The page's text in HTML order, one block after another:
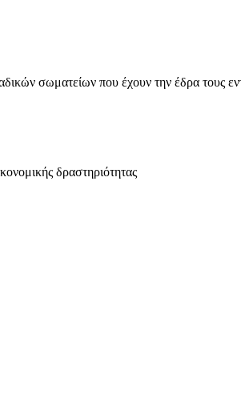
σωματείων που έχουν την έδρα τους
δραστηριότητας